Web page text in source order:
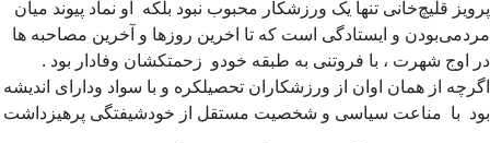
پرویز قلیچ‌خانی تنها یک ورزشکار محبوب نبود بلکه او نماد پیوند میان
مردمی‌بودن و ایستادگی است که تا اخرین روزها و آخرین مصاحبه ها
در اوج شهرت ، با فروتنی به طبقه خودو زحمتکشان وفادار بود .
اگرچه از همان اوان از ورزشکاران تحصیلکره و با سواد ودارای اندیشه
بود با مناعت سیاسی و شخصیت مستقل از خودشیفتگی پرهیزداشت